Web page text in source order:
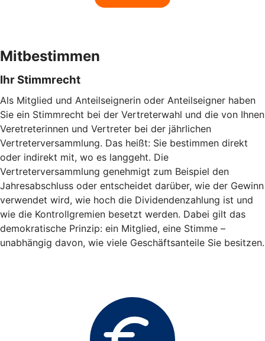
Mitbestimmen
Ihr Stimmrecht
Als Mitglied und Anteilseignerin oder Anteilseigner haben
Sie ein Stimmrecht bei der Vertreterwahl und die von Ihnen
Veretreterinnen und Vertreter bei der jährlichen
Vertreterversammlung. Das heißt: Sie bestimmen direkt
oder indirekt mit, wo es langgeht. Die
Vertreterversammlung genehmigt zum Beispiel den
Jahresabschluss oder entscheidet darüber, wie der Gewinn
verwendet wird, wie hoch die Dividendenzahlung ist und
wie die Kontrollgremien besetzt werden. Dabei gilt das
demokratische Prinzip: ein Mitglied, eine Stimme –
unabhängig davon, wie viele Geschäftsanteile Sie besitzen.